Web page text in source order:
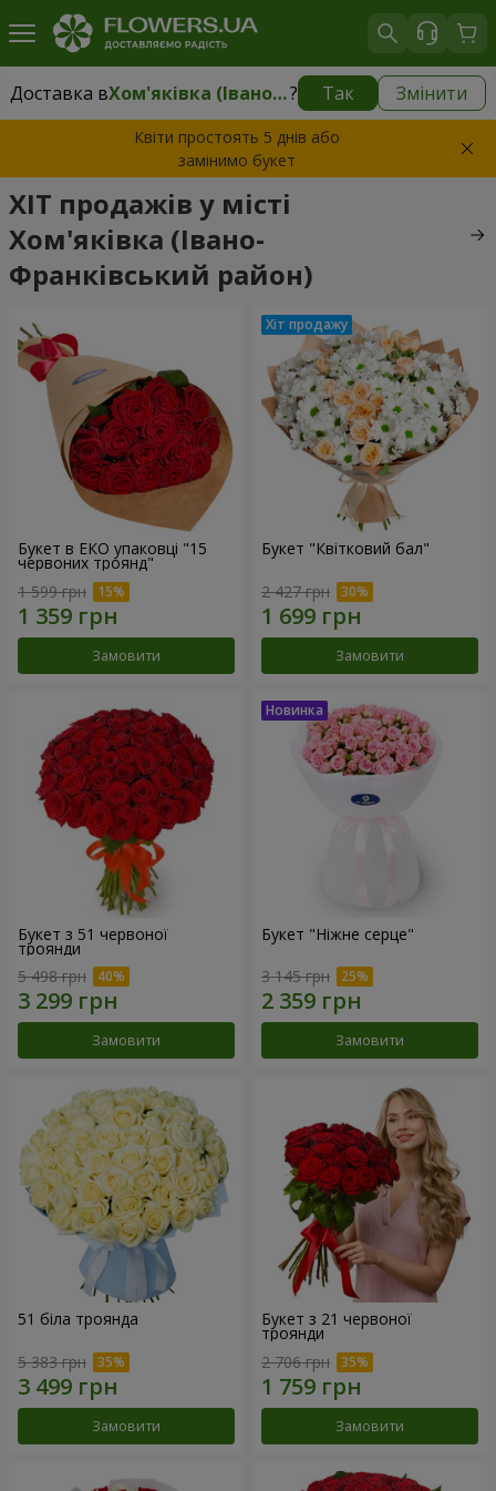
Доставка в Хом'яківка (Івано-Франківський район)? Так Змінити
Доставка в безкоштовно
Квіти простоять 5 днів або
замінимо букет
ХІТ продажів у місті
Хом'яківка (Івано-
Франківський район)
Букет в ЕКО упаковці "15
червоних троянд"
1 599 грн
Замовити
Букет "Квітковий бал"
2 427 грн
Замовити
Букет з 51 червоної
троянди
5 498 грн
Замовити
Букет "Ніжне серце"
3 145 грн
Замовити
51 біла троянда
5 383 грн
Замовити
Букет з 21 червоної
троянди
2 706 грн
Замовити